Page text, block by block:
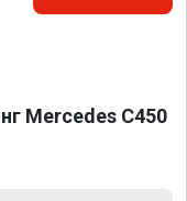
Mercedes C450